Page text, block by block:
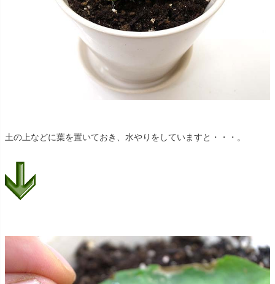
土の上などに葉を置いておき、水やりをしていますと・・・。